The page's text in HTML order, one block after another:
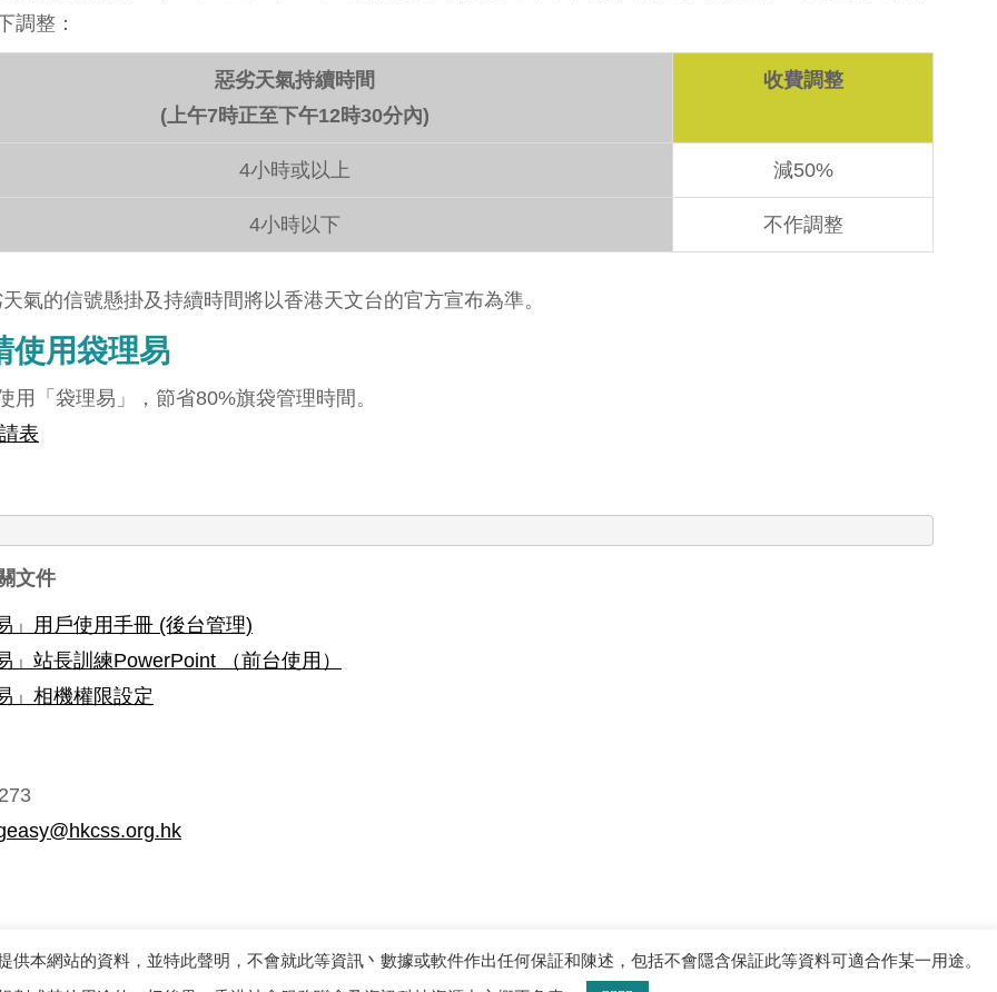
調整：
惡劣天氣持續時間
(上午7時正至下午12時30分內)
收費調整
4小時或以上 減50%
4小時以下 不作調整
氣的信號懸掛及持續時間將以香港天文台的官方宣布為準。
使用袋理易
用「袋理易」，節省80%旗袋管理時間。
表
文件
」用戶使用手冊 (後台管理)
」站長訓練PowerPoint （前台使用）
」相機權限設定
本網站的資料，並特此聲明，不會就此等資訊丶數據或軟件作出任何保証和陳述，包括不會隱含保証此等資料可適合作某一用途。